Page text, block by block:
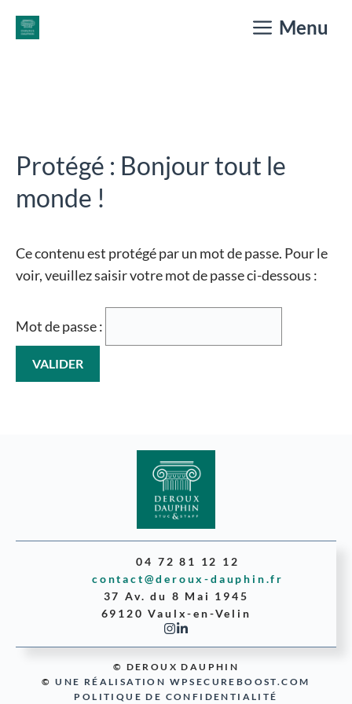
Menu
Protégé : Bonjour tout le
monde !
Ce contenu est protégé par un mot de passe. Pour le
voir, veuillez saisir votre mot de passe ci-dessous :
Mot de passe :
04 72 81 12 12
contact@deroux-dauphin.fr
37 Av. du 8 Mai 1945
69120 Vaulx-en-Velin
© DEROUX DAUPHIN
©UNE RÉALISATION WPSECUREBOOST.COM
POLITIQUE DE CONFIDENTIALITÉ